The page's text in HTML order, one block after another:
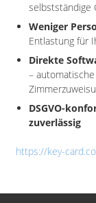
selbstständige
Weniger
Entlastung für
Direkte
– automatische
DSGVO-
zuverlässig
https://key-